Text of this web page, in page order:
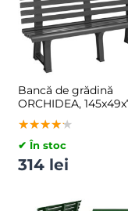
Bancă de grădină
ORCHIDEA,
antracit
★★★★★
★★★★★
★★★★★
✔ În stoc
314 lei